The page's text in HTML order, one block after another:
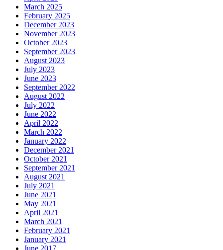
March 2025
February 2025
December 2023
November 2023
October 2023
September 2023
August 2023
July 2023
June 2023
September 2022
August 2022
July 2022
June 2022
April 2022
March 2022
January 2022
December 2021
October 2021
September 2021
August 2021
July 2021
June 2021
May 2021
April 2021
March 2021
February 2021
January 2021